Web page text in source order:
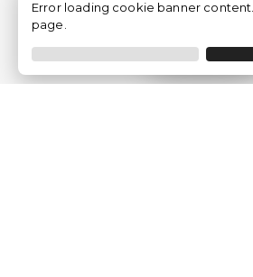
Filtrar
Error loading cookie banner
page.